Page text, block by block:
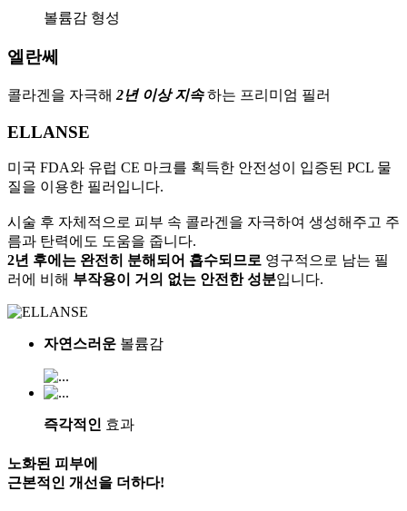
볼륨감 형성
엘란쎄
콜라겐을 자극해 2년 이상 지속하는 프리미엄 필러
ELLANSE
미국 FDA와 유럽 CE 마크를 획득한 안전성이 입증된 PCL 물
질을 이용한 필러입니다.
시술 후 자체적으로 피부 속 콜라겐을 자극하여 생성해주고 주
름과 탄력에도 도움을 줍니다.
2년 후에는 완전히 분해되어 흡수되므로 영구적으로 남는 필
러에 비해 부작용이 거의 없는 안전한 성분입니다.
자연스러운 볼륨감
즉각적인 효과
노화된 피부에
근본적인 개선 을 더하다!